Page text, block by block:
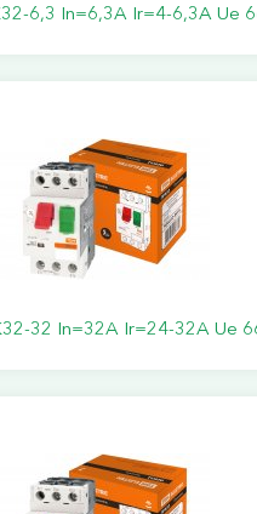
6,3 In=6,3A Ir=4-6,3А Ue
32 In=32A Ir=24-32A Ue